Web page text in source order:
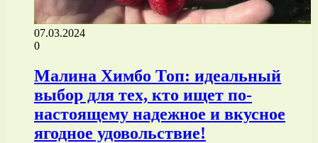
07.03.2024
0
Малина Химбо Топ: идеальный
выбор для тех, кто ищет по-
настоящему надежное и вкусное
ягодное удовольствие!